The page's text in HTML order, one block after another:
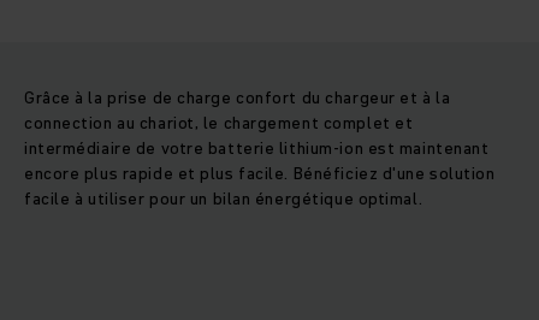
Grâce à la prise de charge confort du chargeur et à la
connection au chariot, le chargement complet et
intermédiaire de votre batterie lithium-ion est maintenant
encore plus rapide et plus facile. Bénéficiez d'une solution
facile à utiliser pour un bilan énergétique optimal.